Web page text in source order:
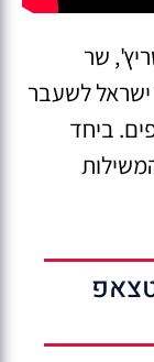
שר
ישראל לשעבר
ביחד